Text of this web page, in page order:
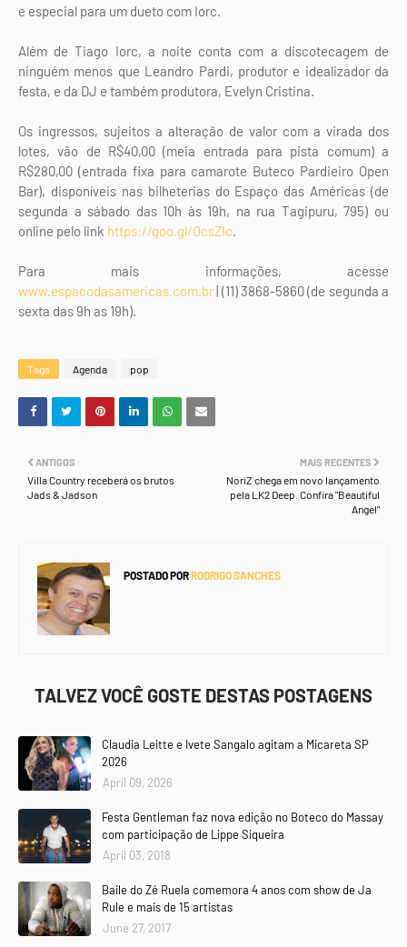
e especial para um dueto com Iorc.
Além de Tiago Iorc, a noite conta com a discotecagem de
ninguém menos que Leandro Pardi, produtor e idealizador da
festa, e da DJ e também produtora, Evelyn Cristina.
Os ingressos, sujeitos a alteração de valor com a virada dos
lotes, vão de R$40,00 (meia entrada para pista comum) a
R$280,00 (entrada fixa para camarote Buteco Pardieiro Open
Bar), disponíveis nas bilheterias do Espaço das Américas (de
segunda a sábado das 10h às 19h, na rua Tagipuru, 795) ou
online pelo link https://goo.gl/OcsZIc.
Para mais informações, acesse
www.espacodasamericas.com.br| (11) 3868-5860 (de segunda a
sexta das 9h as 19h).
Tags Agenda pop
MAIS RECENTES
NoriZ chega em novo lançamento
pela LK2 Deep. Confira "Beautiful
Angel"
ANTIGOS
Villa Country receberá os brutos
Jads & Jadson
POSTADO PORRODRIGO SANCHES
TALVEZ VOCÊ GOSTE DESTAS POSTAGENS
Claudia Leitte e Ivete Sangalo agitam a Micareta SP
2026
April 09, 2026
Festa Gentleman faz nova edição no Boteco do Massay
com participação de Lippe Siqueira
April 03, 2018
Baile do Zé Ruela comemora 4 anos com show de Ja
Rule e mais de 15 artistas
June 27, 2017